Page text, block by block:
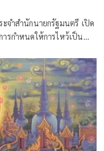
จำสำนักนายกรัฐมนตรี เปิด
รกำหนดให้การไหว้เป็น
นตรีได้เคยมีมติ (2 ตุลาคม